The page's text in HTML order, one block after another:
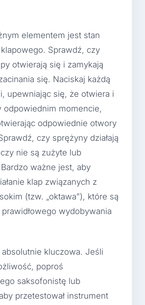
elementem jest stan
Sprawdź, czy
otwierają się i zamykają
się. Naciskaj każdą
upewniając się, że otwiera i
odpowiednim momencie,
odpowiednie otwory
czy sprężyny działają
nie są zużyte lub
ważne jest, aby
klap związanych z
(tzw. „oktawa”), które są
wydobywania
absolutnie kluczowa. Jeśli
poproś
saksofonistę lub
przetestował instrument